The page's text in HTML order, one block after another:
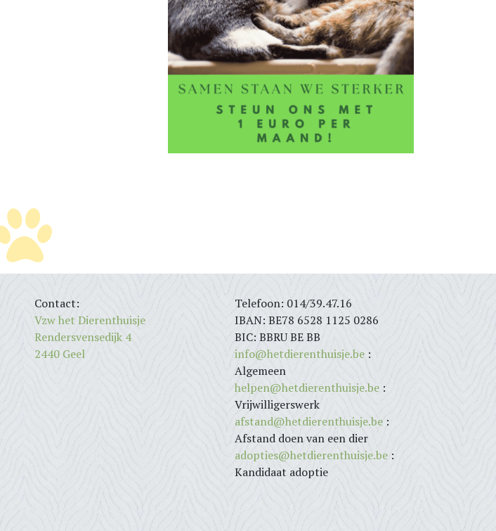
Contact:
Vzw het Dierenthuisje
Rendersvensedijk 4
2440 Geel
Telefoon: 014/39.47.16
IBAN: BE78 6528 1125 0286
BIC: BBRU BE BB
info@hetdierenthuisje.be :
Algemeen
helpen@hetdierenthuisje.be :
Vrijwilligerswerk
afstand@hetdierenthuisje.be :
Afstand doen van een dier
adopties@hetdierenthuisje.be :
Kandidaat adoptie